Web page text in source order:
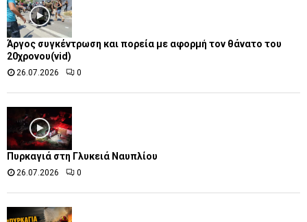
Άργος συγκέντρωση και πορεία με αφορμή τον θάνατο του
20χρονου(vid)
26.07.2026 0
Πυρκαγιά στη Γλυκειά Ναυπλίου
26.07.2026 0